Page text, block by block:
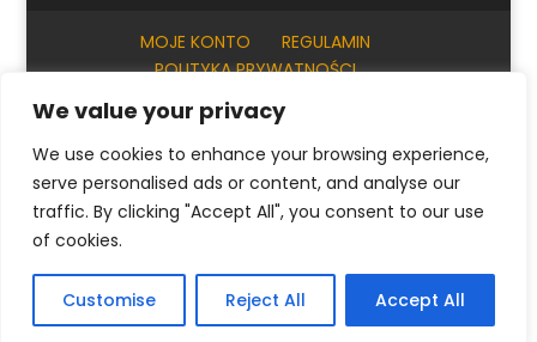
We value your privacy
We use cookies to enhance your browsing experience,
serve personalised ads or content, and analyse our
traffic. By clicking "Accept All", you consent to our use
of cookies.
Customise Reject All Accept All
MOJE KONTO
REGULAMIN
POLITYKA PRYWATNOŚCI
INFORMACJE PRAKTYCZNE
© ArtKrak Auction House 2023
Français
( Francuski